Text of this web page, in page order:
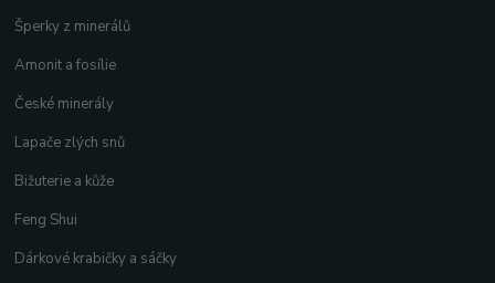
Šperky z minerálů
Amonit a fosílie
České minerály
Lapače zlých snů
Bižuterie a kůže
Feng Shui
Dárkové krabičky a sáčky